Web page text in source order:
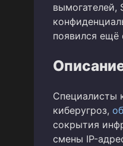
вымогателей,
появился ещё
Специалисты
киберугроз,
сокрытия
смены IP-